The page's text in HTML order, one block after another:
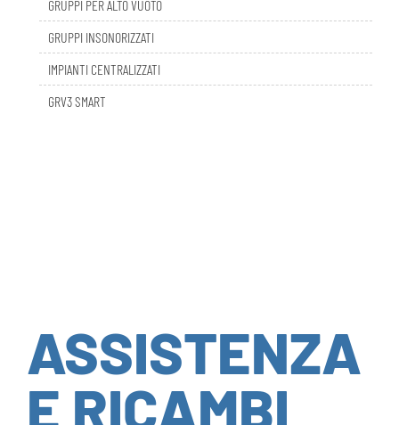
GRUPPI INSONORIZZATI
IMPIANTI CENTRALIZZATI
GRV3 SMART
ASSISTENZA
E RICAMBI